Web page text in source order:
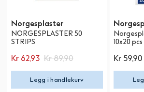
Norgesplaster
NORGESPLASTER 50
STRIPS
Kr 62,93 Kr 89,90
Legg i handlekurv
10x20 pcs
Kr 59,90